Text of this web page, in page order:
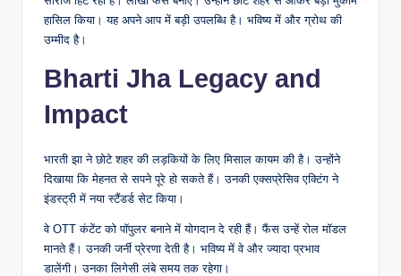
हासिल किया। यह अपने आप में बड़ी उपलब्धि है। भविष्य में और ग्रोथ की
उम्मीद है।
Bharti Jha Legacy and
Impact
भारती झा ने छोटे शहर की लड़कियों के लिए मिसाल कायम की है। उन्होंने
दिखाया कि मेहनत से सपने पूरे हो सकते हैं। उनकी एक्सप्रेसिव एक्टिंग ने
इंडस्ट्री में नया स्टैंडर्ड सेट किया।
वे OTT कंटेंट को पॉपुलर बनाने में योगदान दे रही हैं। फैंस उन्हें रोल मॉडल
मानते हैं। उनकी जर्नी प्रेरणा देती है। भविष्य में वे और ज्यादा प्रभाव
डालेंगी। उनका लिगेसी लंबे समय तक रहेगा।